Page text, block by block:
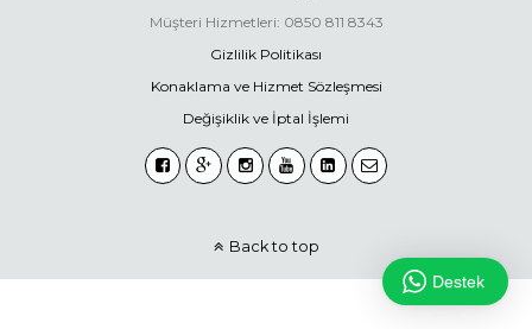
Müşteri Hizmetleri: 0850 811 8343
Gizlilik Politikası
Konaklama ve Hizmet Sözleşmesi
Değişiklik ve İptal İşlemi
Back to top
Destek